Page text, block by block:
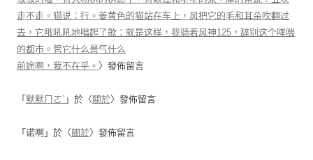
走不走。猫说：行。姜黄色的猫站在车上，风把它的毛和耳朵吹翻过
去，它哦吼吼地唱起了歌：就是这样，我骑着风神125，辞别这个哮喘
的都市。管它什么景气什么
前途啊，我不在乎。 〉發佈留言
「 默默ㄇㄛˋ 」於〈 關於〉發佈留言
「 诺啊 」於〈 關於〉發佈留言